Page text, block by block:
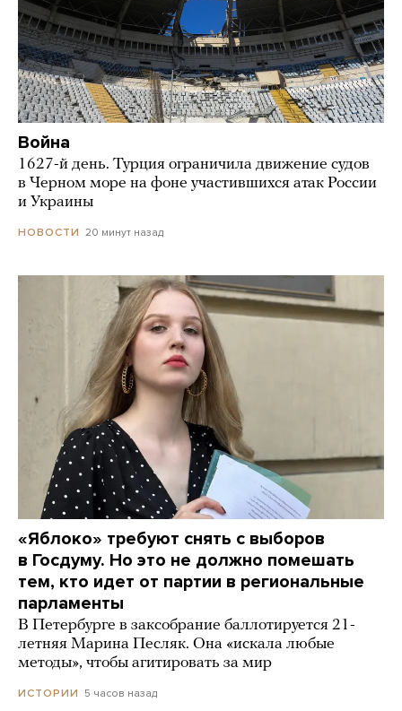
Война
1627-й день. Турция ограничила движение судов
в Черном море на фоне участившихся атак России
и Украины
НОВОСТИ 20 минут назад
«Яблоко» требуют снять с выборов
в Госдуму. Но это не должно помешать
тем, кто идет от партии в региональные
парламенты
В Петербурге в заксобрание баллотируется 21-
летняя Марина Песляк. Она «искала любые
методы», чтобы агитировать за мир
ИСТОРИИ 5 часов назад